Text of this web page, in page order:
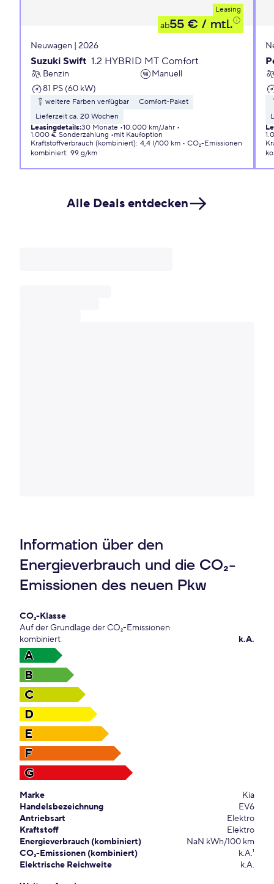
Leasing
ab55 € / mtl.
Neuwagen | 2026
Suzuki Swift 1.2 HYBRID MT Comfort
Benzin
Manuell
81 PS (60 kW)
weitere Farben verfügbar
Comfort-Paket
Lieferzeit ca. 20 Wochen
Leasingdetails:30 Monate 10.000 km/Jahr
1.000 € Sonderzahlung
mit Kaufoption
Kraftstoffverbrauch (kombiniert): 4,4 l/100 km
CO₂-Emissionen
kombiniert: 99 g/km
Alle Deals entdecken
Information über den
Energieverbrauch und die CO₂-
Emissionen des neuen Pkw
CO₂-Klasse
Auf der Grundlage der CO₂-Emissionen
kombiniert
k.A.
A
B
C
D
E
F
G
Marke
Kia
Handelsbezeichnung
EV6
Antriebsart
Elektro
Kraftstoff
Elektro
Energieverbrauch (kombiniert)
NaN kWh/100 km
CO₂-Emissionen (kombiniert)
k.A.¹
Elektrische Reichweite
k.A.